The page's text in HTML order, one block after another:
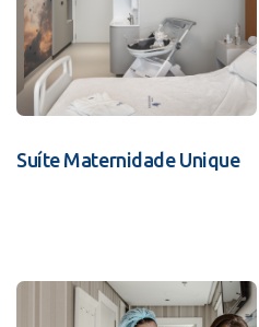
Suíte Maternidade Unique